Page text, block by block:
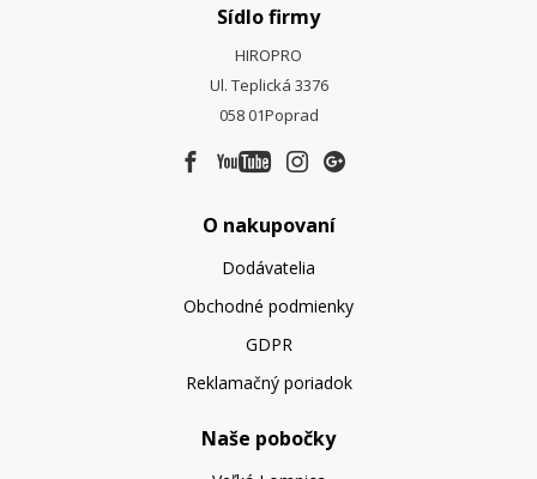
Sídlo firmy
HIROPRO
Ul. Teplická 3376
058 01Poprad
O nakupovaní
Dodávatelia
Obchodné podmienky
GDPR
Reklamačný poriadok
Naše pobočky